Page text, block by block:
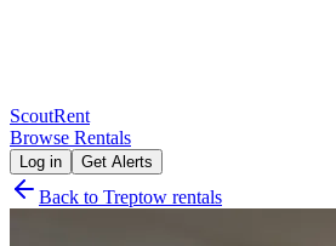
ScoutRent
Browse Rentals
Log in Get Alerts
Back to Treptow rentals